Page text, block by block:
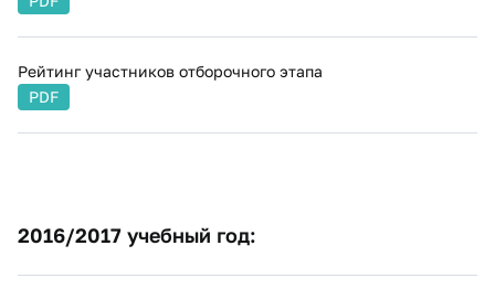
Рейтинг участников отборочного этапа
PDF
2016/2017 учебный год: